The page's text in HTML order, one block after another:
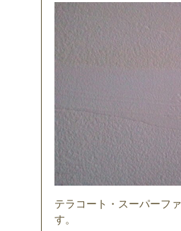
テラコート・スーパーフ
す。